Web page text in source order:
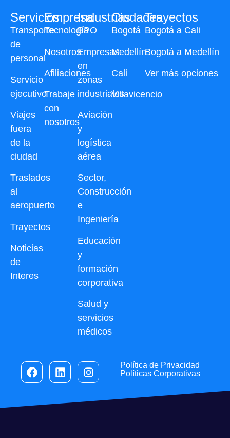
Servicios
Transporte
de
personal
Servicio
ejecutivo
Viajes
fuera
de la
ciudad
Traslados
al
aeropuerto
Trayectos
Noticias
de
Interes
Industrias
BPO
Empresas
en
zonas
industriales
Aviación
y
logística
aérea
Sector,
Construcción
e
Ingeniería
Educación
y
formación
corporativa
Salud y
servicios
médicos
Ciudades
Bogotá
Medellín
Cali
Villavicencio
Trayectos
Bogotá a Cali
Bogotá a Medellín
Ver más opciones
Empresa
Tecnología
Nosotros
Afiliaciones
Trabaje
con
nosotros
Política de Privacidad
Políticas Corporativas